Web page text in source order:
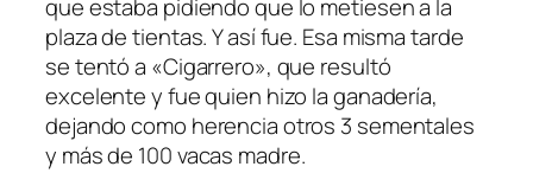
que estaba pidiendo que lo metiesen a la
plaza de tientas. Y así fue. Esa misma tarde
se tentó a «Cigarrero», que resultó
excelente y fue quien hizo la ganadería,
dejando como herencia otros 3 sementales
y más de 100 vacas madre.